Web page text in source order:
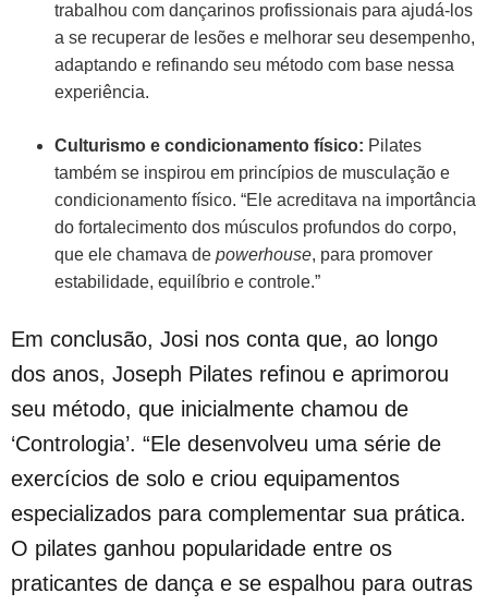
trabalhou com dançarinos profissionais para ajudá-los
a se recuperar de lesões e melhorar seu desempenho,
adaptando e refinando seu método com base nessa
experiência.
Culturismo e condicionamento físico: Pilates
também se inspirou em princípios de musculação e
condicionamento físico. “Ele acreditava na importância
do fortalecimento dos músculos profundos do corpo,
que ele chamava de powerhouse, para promover
estabilidade, equilíbrio e controle.”
Em conclusão, Josi nos conta que, ao longo
dos anos, Joseph Pilates refinou e aprimorou
seu método, que inicialmente chamou de
‘Contrologia’. “Ele desenvolveu uma série de
exercícios de solo e criou equipamentos
especializados para complementar sua prática.
O pilates ganhou popularidade entre os
praticantes de dança e se espalhou para outras